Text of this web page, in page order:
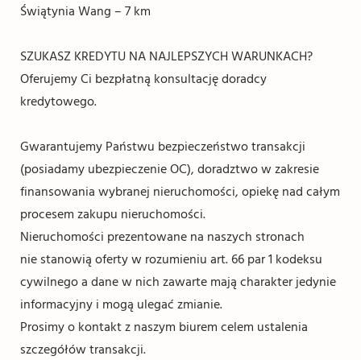
Świątynia Wang – 7 km
SZUKASZ KREDYTU NA NAJLEPSZYCH WARUNKACH?
Oferujemy Ci bezpłatną konsultację doradcy
kredytowego.
Gwarantujemy Państwu bezpieczeństwo transakcji
(posiadamy ubezpieczenie OC), doradztwo w zakresie
finansowania wybranej nieruchomości, opiekę nad całym
procesem zakupu nieruchomości.
Nieruchomości prezentowane na naszych stronach
nie stanowią oferty w rozumieniu art. 66 par 1 kodeksu
cywilnego a dane w nich zawarte mają charakter jedynie
informacyjny i mogą ulegać zmianie.
Prosimy o kontakt z naszym biurem celem ustalenia
szczegółów transakcji.